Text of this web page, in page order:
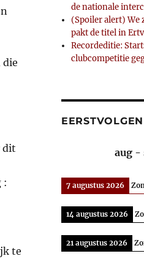
die
dit
:
te
de nationale
(Spoiler alert) We
pakt de titel in
Recordeditie:
clubcompetitie
aug -
7 augustus 2026
14 augustus 2026
21 augustus 2026